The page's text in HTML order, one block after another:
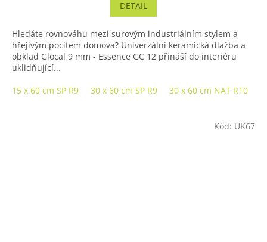
DETAIL
Hledáte rovnováhu mezi surovým industriálním stylem a
hřejivým pocitem domova? Univerzální keramická dlažba a
obklad Glocal 9 mm - Essence GC 12 přináší do interiéru
uklidňující...
15 x 60 cm SP R9
30 x 60 cm SP R9 30 x 60 cm NAT R10
Kód: UK67